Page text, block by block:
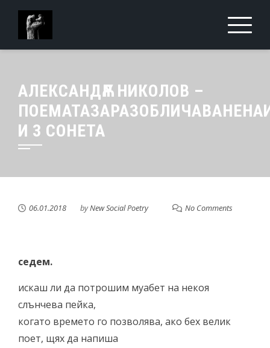
Skip
content
АЛЕКСАНДѪР НИКОЛОВ –
И 3 СОНЕТА
06.01.2018 byNew Social Poetry No Comments
седем.
искаш ли да потрошим муабет на некоя
слънчева пейка,
когато времето го позволява, ако бех велик
поет, щях да напиша